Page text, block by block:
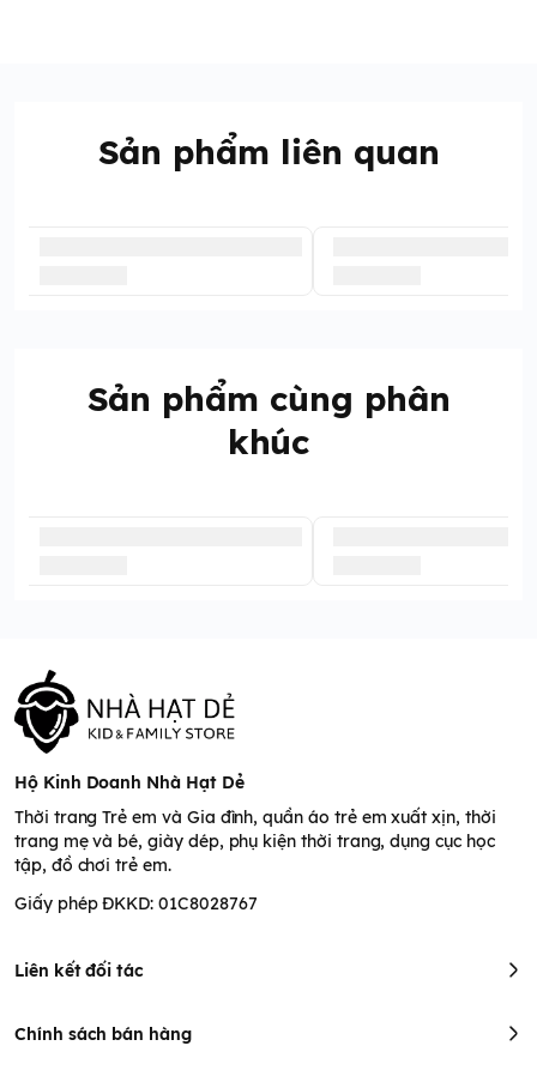
Sản phẩm liên quan
Sản phẩm cùng phân
khúc
Hộ Kinh Doanh Nhà Hạt Dẻ
Thời trang Trẻ em và Gia đình, quần áo trẻ em xuất xịn, thời
trang mẹ và bé, giày dép, phụ kiện thời trang, dụng cục học
tập, đồ chơi trẻ em.
Giấy phép ĐKKD: 01C8028767
Liên kết đối tác
Chính sách bán hàng